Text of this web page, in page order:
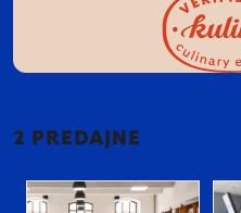
2 PREDAJNE